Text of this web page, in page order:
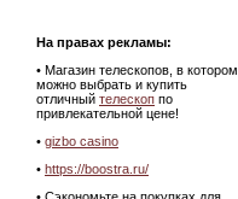
На правах рекламы:
• Магазин телескопов, в котором
можно выбрать и купить
отличный телескоп по
привлекательной цене!
• gizbo casino
• https://boostra.ru/